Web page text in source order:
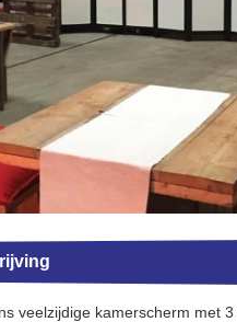
veelzijdige kamerscherm met